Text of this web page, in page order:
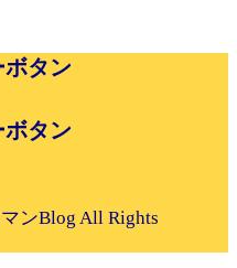
ボタン
ボタン
ンBlog All Rights